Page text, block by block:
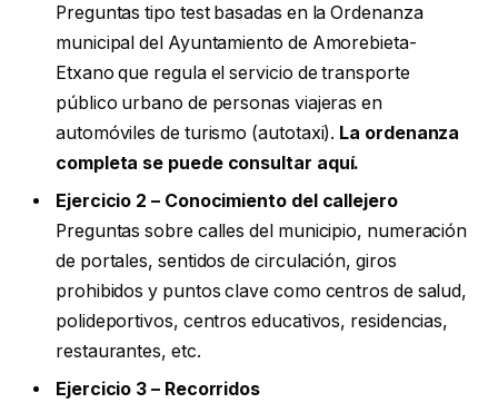
Preguntas tipo test basadas en la Ordenanza
municipal del Ayuntamiento de Amorebieta-
Etxano que regula el servicio de transporte
público urbano de personas viajeras en
automóviles de turismo (autotaxi). La ordenanza
completa se puede consultar aquí.
Ejercicio 2 – Conocimiento del callejero
Preguntas sobre calles del municipio, numeración
de portales, sentidos de circulación, giros
prohibidos y puntos clave como centros de salud,
polideportivos, centros educativos, residencias,
restaurantes, etc.
Ejercicio 3 – Recorridos